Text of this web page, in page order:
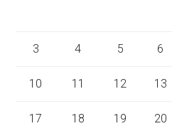
3 4 5 6
10 11 12 13
17 18 19 20